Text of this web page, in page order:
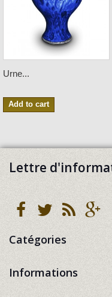
Urne...
Add to cart
Lettre
Catégories
Informations